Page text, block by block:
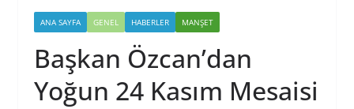
ANA SAYFA GENEL HABERLER MANŞET
Başkan Özcan’dan
Yoğun 24 Kasım Mesaisi